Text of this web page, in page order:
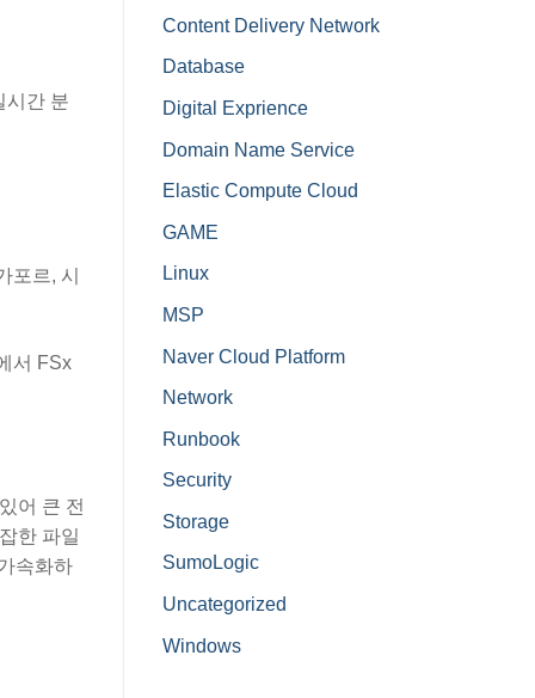
시간 분
포르, 시
서 FSx
어 큰 전
한 파일
속화하
Content Delivery Network
Database
Digital Exprience
Domain Name Service
Elastic Compute Cloud
GAME
Linux
MSP
Naver Cloud Platform
Network
Runbook
Security
Storage
SumoLogic
Uncategorized
Windows